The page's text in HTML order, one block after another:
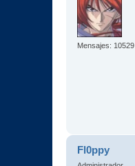
Mensajes: 10529
Fl0ppy